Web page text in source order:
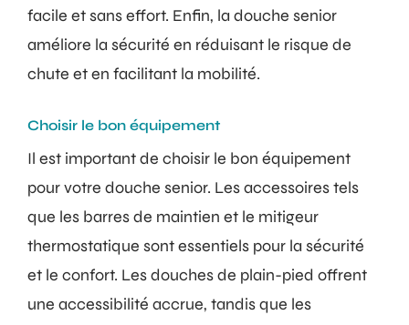
facile et sans effort. Enfin, la douche senior
améliore la sécurité en réduisant le risque de
chute et en facilitant la mobilité.
Choisir le bon équipement
Il est important de choisir le bon équipement
pour votre douche senior. Les accessoires tels
que les barres de maintien et le mitigeur
thermostatique sont essentiels pour la sécurité
et le confort. Les douches de plain-pied offrent
une accessibilité accrue, tandis que les